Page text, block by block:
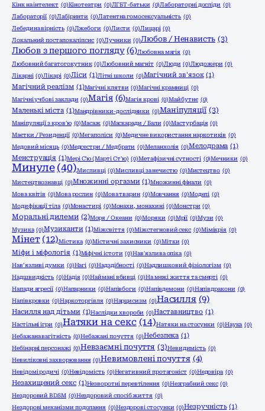
Кінк на інтелект (0)Кінотеатри (0)ЛГБТ-батьки (0)Лабораторні досліди (0)
Лабораторії (0)Лабіринти (0)Латентна гомосексуальність (0)
Лебедина вірність (0)Лжебоги (0)Листи (0)Лицарі (0)
Локальний постапокаліпсис (0)Лучники (0)Любов / Ненависть (3)
Любов з першого погляду (6)Любовна магія (0)
Любовний багатогокутник (0)Любовний магніт (0)Люди (0)Людожери (0)
Лікарні (0)Лікарі (0)Ліси (1)Літні школи (0)Магічний зв'язок (1)
Магічний реалізм (1)Магічні клятви (0)Магічні крамниці (0)
Магічні учбові заклади (0)Магія (6)Магія крові (0)Майбутнє (0)
Маленькі міста (1)Мандрівники-дослідники (0)Маніпуляції (3)
Маніпуляції з кров'ю (0)Масаж (0)Маскаради / Бали (0)Мастурбація (0)
Маєтки / Резиденції (0)Мегаполіси (0)Медичне використання наркотиків (0)
Медовий місяць (0)Медсестри / Медбрати (0)Меланхолія (0)Мелодрама (1)
Менструація (1)Мері С'ю (Марті Ст'ю) (0)Метафізичні сутності (0)Мечники (0)
Минуле (40)Мисливці (0)Мисливці за нечистю (0)Мистецтво (0)
Мистецтвознавці (0)Множинні оргазми (1)Множинні фінали (0)
Мова квітів (0)Мова рослин (0)Мова тварин (0)Мовчання (0)Моделі (0)
Модифікації тіла (0)Монастирі (0)Монахи, монахині (0)Монстри (0)
Моральні дилеми (2)Моря / Океани (0)Моряки (0)Мрії (0)Музи (0)
Музика (0)Музиканти (1)Міжсвіття (0)Міжстегновий секс (0)Мімікрія (0)
Мінет (12)Містика (0)Містичні захисники (0)Мітки (0)
Міфи і міфологія (1)Міфічні істоти (0)Нав'язлива опіка (0)
Нав’язливі думки (0)Нагі (0)Надздібності (0)Надлишковий фізіологізм (0)
Надшвидкість (0)Надія (0)Наймані вбивці (0)На межі життя та смерті (0)
Напади агресії (0)Напарники (0)Напівбоги (0)Напівдемони (0)Напівдракони (0)
Напівкровки (0)Наркоторгівля (0)Нарцисизм (0)Насилля (9)
Насилля над дітьми (1)Наслідки хвороби (0)Наставництво (1)
Настільні ігри (0)Натяки на секс (14)Натяки на стосунки (0)Наука (0)
Небажана вагітність (0)Небажані почуття (0)Небезпека (1)
Небінарні персонажі (0)Невзаємні почуття (3)Невидимість (0)
Невиліковні захворювання (0)Невимовлені почуття (4)
Невідомі родичі (0)Невідомість (0)Негативний протагоніст (0)Недовіра (0)
Незахищений секс (1)Незворотні перевтілення (0)Незграбний секс (0)
Нездоровий BDSM (0)Нездоровий спосіб життя (0)
Нездорові механізми подолання (0)Нездорові стосунки (0)Незручність (1)